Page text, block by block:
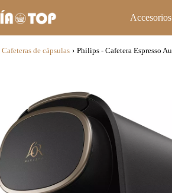
Cafeteras de cápsulas › Philips - Cafetera Espresso